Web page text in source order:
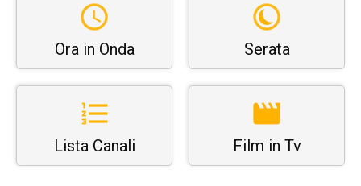
Ora in Onda Serata
Lista Canali Film in Tv